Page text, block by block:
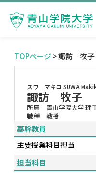
TOPページ > 諏訪 牧子
スワ マキコ SUWA
諏訪 牧子
所属
青山学院大学 理
職種
教授
基幹教員
主要授業科目担当
担当科目